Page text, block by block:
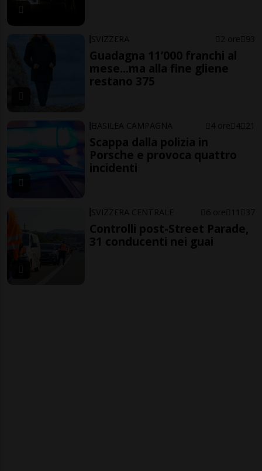
SVIZZERA 2 ore 93
Guadagna 11’000 franchi al
mese...ma alla fine gliene
restano 375
BASILEA CAMPAGNA 4 ore 4 21
Scappa dalla polizia in
Porsche e provoca quattro
incidenti
SVIZZERA CENTRALE 6 ore 11 37
Controlli post-Street Parade,
31 conducenti nei guai